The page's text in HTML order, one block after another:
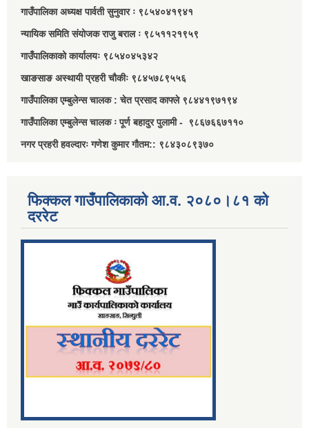
गाउँपालिका अध्यक्ष पार्वती सुनुवार ः ९८५४०४१९४१
न्यायिक समिति संयोजक राजु बराल ः ९८५११२१९५९
गाउँपालिकाको कार्यालयः ९८५४०४५३४२
खाङसाङ अस्थायी प्रहरी चौकीः ९८४५७८९५५६
गाउँपालिका एम्बुलेन्स चालक : चेत प्रसाद काफ्ले ९८४४१९७१९४
गाउँपालिका एम्बुलेन्स चालक ः पूर्ण बहादुर पुलामी - ९८६७६६७११०
नगर प्रहरी हवल्दारः गणेश कुमार गौतम:: ९८४३०८९३७०
फिक्कल गाउँपालिकाको आ.व. २०८०।८१ को
दररेट